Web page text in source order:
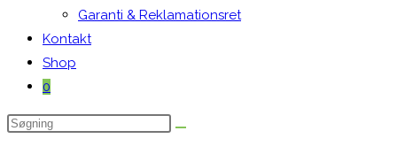
Garanti & Reklamationsret
Kontakt
Shop
0